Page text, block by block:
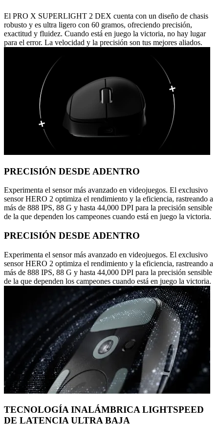
El PRO X SUPERLIGHT 2 DEX cuenta con un diseño de chasis
robusto y es ultra ligero con 60 gramos, ofreciendo precisión,
exactitud y fluidez. Cuando está en juego la victoria, no hay lugar
para el error. La velocidad y la precisión son tus mejores aliados.
PRECISIÓN DESDE ADENTRO
Experimenta el sensor más avanzado en videojuegos. El exclusivo
sensor HERO 2 optimiza el rendimiento y la eficiencia, rastreando a
más de 888 IPS, 88 G y hasta 44,000 DPI para la precisión sensible
de la que dependen los campeones cuando está en juego la victoria.
PRECISIÓN DESDE ADENTRO
Experimenta el sensor más avanzado en videojuegos. El exclusivo
sensor HERO 2 optimiza el rendimiento y la eficiencia, rastreando a
más de 888 IPS, 88 G y hasta 44,000 DPI para la precisión sensible
de la que dependen los campeones cuando está en juego la victoria.
TECNOLOGÍA INALÁMBRICA LIGHTSPEED
DE LATENCIA ULTRA BAJA